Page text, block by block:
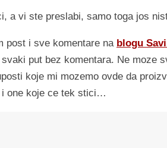
a vi ste preslabi, samo toga jos
post i sve komentare na blogu
put bez komentara. Ne moze
koje mi mozemo ovde da
i one koje ce tek stici…